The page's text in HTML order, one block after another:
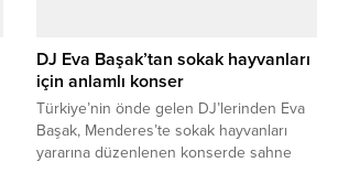
DJ Eva Başak’tan sokak hayvanları
için anlamlı konser
Türkiye’nin önde gelen DJ’lerinden Eva
Başak, Menderes’te sokak hayvanları
yararına düzenlenen konserde sahne